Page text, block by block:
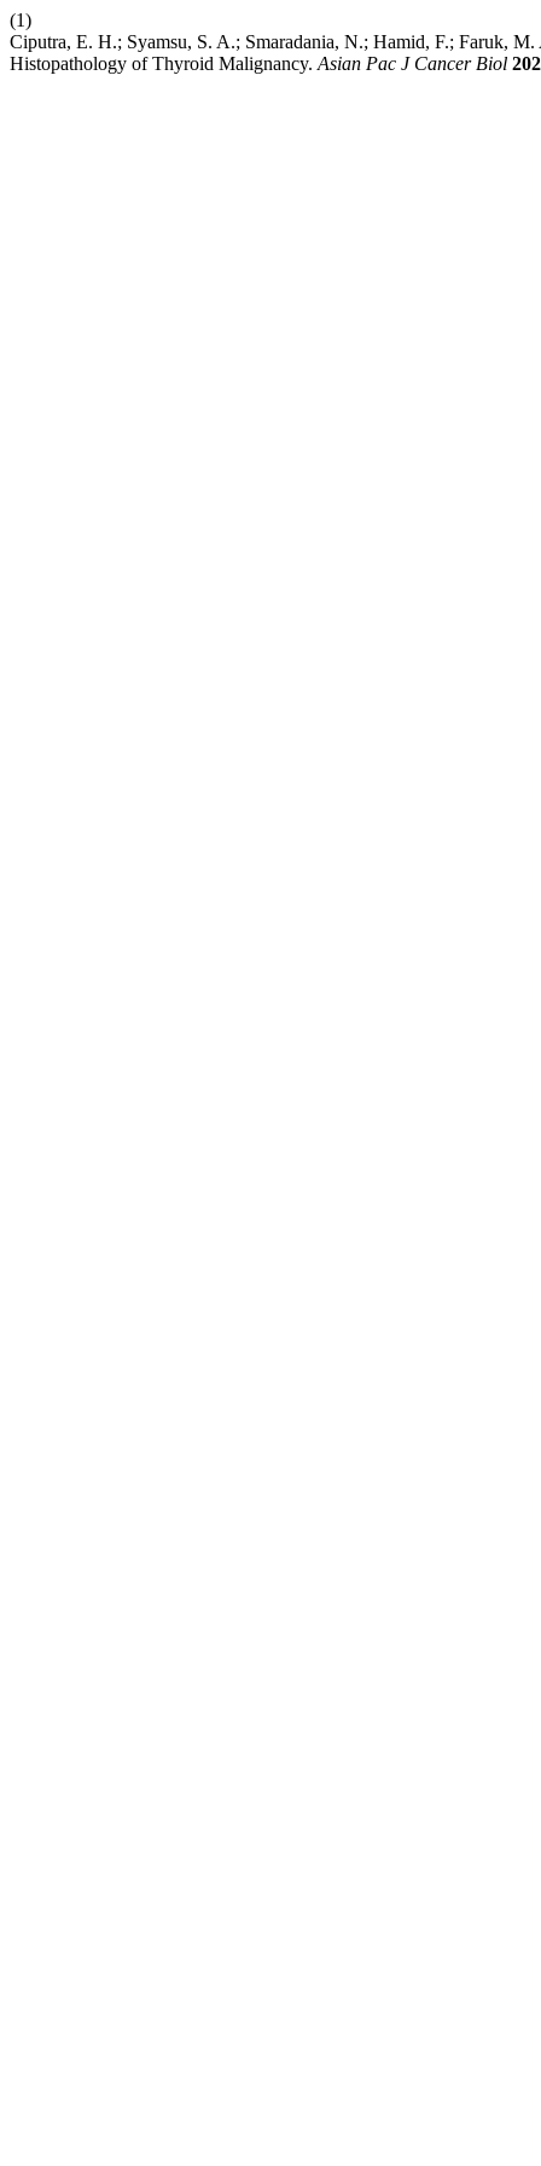
(1)
Ciputra, E. H.; Syamsu, S. A.; Smaradania, N.; Hamid, F.; Faruk,
Histopathology of Thyroid Malignancy. Asian Pac J Cancer Biol